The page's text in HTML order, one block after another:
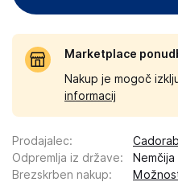
Marketplace
Nakup je mogoč
informacij
Prodajalec:
Odpremlja iz države:
Nemčija
Brezskrben nakup: